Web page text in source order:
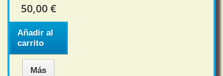
50,00 €
Añadir al
carrito
Más